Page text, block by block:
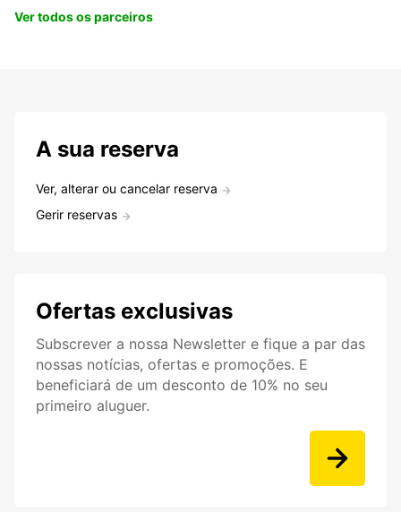
Ver todos os parceiros
A sua reserva
Ver, alterar ou cancelar reserva
Gerir reservas
Ofertas exclusivas
Subscrever a nossa Newsletter e fique a par das
nossas notícias, ofertas e promoções. E
beneficiará de um desconto de 10% no seu
primeiro aluguer.